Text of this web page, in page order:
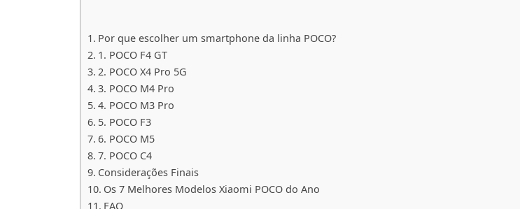
Por que escolher um smartphone da linha POCO?
1. POCO F4 GT
2. POCO X4 Pro 5G
3. POCO M4 Pro
4. POCO M3 Pro
5. POCO F3
6. POCO M5
7. POCO C4
Considerações Finais
Os 7 Melhores Modelos Xiaomi POCO do Ano
FAQ